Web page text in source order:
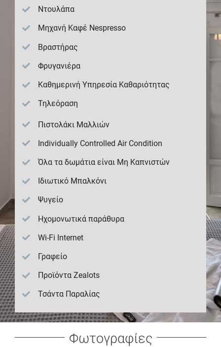
Ντουλάπα
Μηχανή Καφέ Nespresso
Βραστήρας
Φρυγανιέρα
Καθημερινή Υπηρεσία Καθαριότητας
Τηλεόραση
Πιστολάκι Μαλλιών
Individually Controlled Air Condition
Όλα τα δωμάτια είναι Μη Καπνιστών
Ιδιωτικό Μπαλκόνι
Ψυγείο
Ηχομονωτικά παράθυρα
Wi-Fi Internet
Γραφείο
Προϊόντα Zealots
Τσάντα Παραλίας
Φωτογραφίες